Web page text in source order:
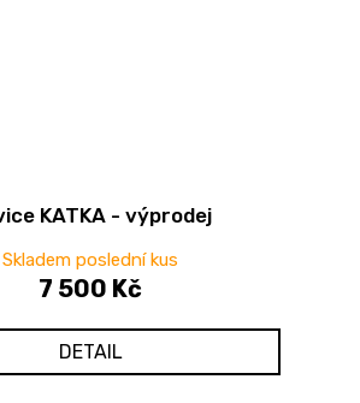
KATKA - výprodej
Skladem poslední kus
7 500 Kč
DETAIL